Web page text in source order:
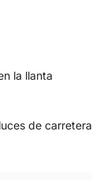
la llanta
de carretera